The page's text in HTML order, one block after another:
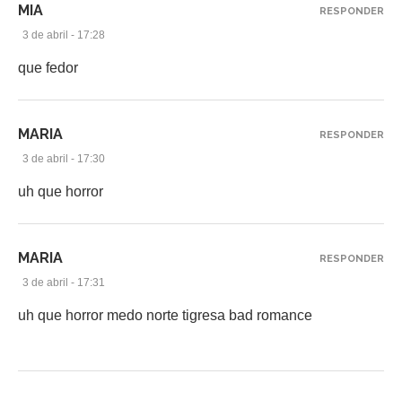
MIA
3 de abril - 17:28
que fedor
RESPONDER
MARIA
3 de abril - 17:30
uh que horror
RESPONDER
MARIA
3 de abril - 17:31
uh que horror medo norte tigresa bad romance
RESPONDER